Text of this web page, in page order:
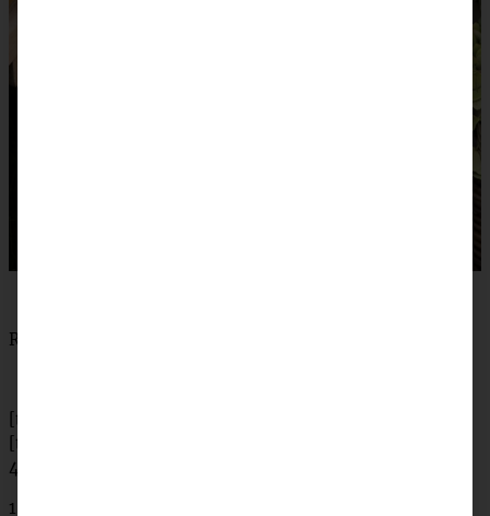
Rezept Birnen-Schokoladenkuchen:
[tabs]
[tab title=”Zutaten”]
400 g Birnen
150 g Mehl